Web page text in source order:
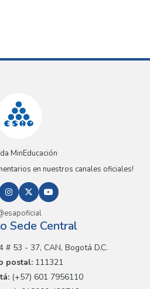
MinEducación
en nuestros canales oficiales!
Sede Central
# 53 - 37, CAN, Bogotá D.C.
postal: 111321
(+57) 601 7956110